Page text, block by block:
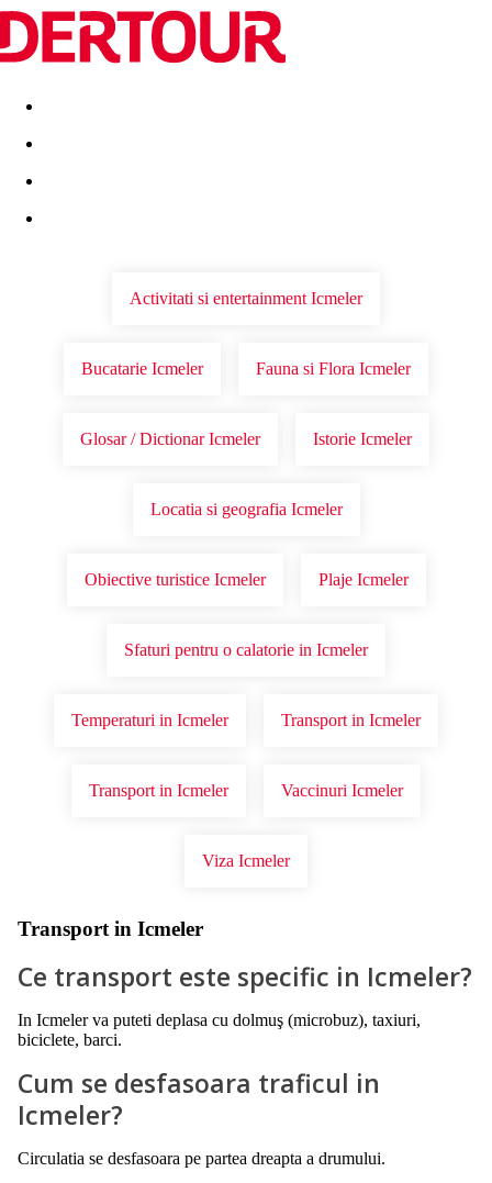
Destinatii Vacanta perfecta OFERTE DE NERATAT
Activitati si entertainment Icmeler
Bucatarie Icmeler Fauna si Flora Icmeler
Glosar / Dictionar Icmeler Istorie Icmeler
Locatia si geografia Icmeler
Obiective turistice Icmeler Plaje Icmeler
Sfaturi pentru o calatorie in Icmeler
Temperaturi in Icmeler Transport in Icmeler
Transport in Icmeler Vaccinuri Icmeler
Viza Icmeler
Transport in Icmeler
Ce transport este specific in Icmeler?
In Icmeler va puteti deplasa cu dolmuş (microbuz), taxiuri,
biciclete, barci.
Cum se desfasoara traficul in
Icmeler?
Circulatia se desfasoara pe partea dreapta a drumului.